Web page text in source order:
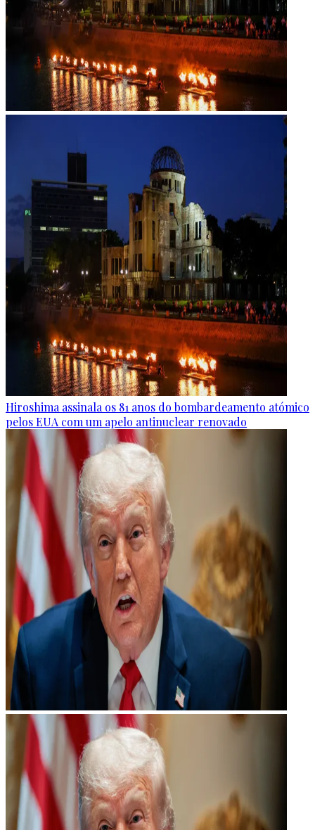
Hiroshima assinala os 81 anos do bombardeamento atómico
pelos EUA com um apelo antinuclear renovado